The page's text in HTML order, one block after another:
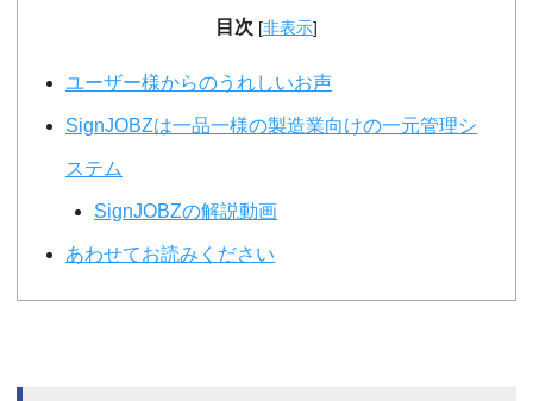
目次 [非表示]
ユーザー様からのうれしいお声
SignJOBZは一品一様の製造業向けの一元管理シ
ステム
SignJOBZの解説動画
あわせてお読みください